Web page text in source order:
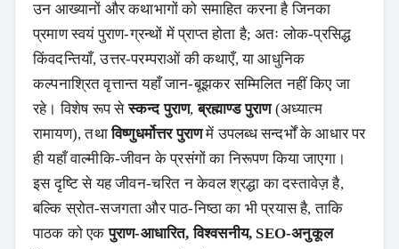
उन आख्यानों और कथाभागों को समाहित करना है जिनका
प्रमाण स्वयं पुराण-ग्रन्थों में प्राप्त होता है; अतः लोक-प्रसिद्ध
किंवदन्तियाँ, उत्तर-परम्पराओं की कथाएँ, या आधुनिक
कल्पनाश्रित वृत्तान्त यहाँ जान-बूझकर सम्मिलित नहीं किए जा
रहे। विशेष रूप सेस्कन्द पुराण,ब्रह्माण्ड पुराण(अध्यात्म
रामायण), तथाविष्णुधर्मोत्तर पुराणमें उपलब्ध सन्दर्भों के आधार पर
ही यहाँ वाल्मीकि-जीवन के प्रसंगों का निरूपण किया जाएगा।
इस दृष्टि से यह जीवन-चरित न केवल श्रद्धा का दस्तावेज़ है,
बल्कि स्रोत-सजगता और पाठ-निष्ठा का भी प्रयास है, ताकि
पाठक को एकपुराण-आधारित, विश्वसनीय, SEO-अनुकूल